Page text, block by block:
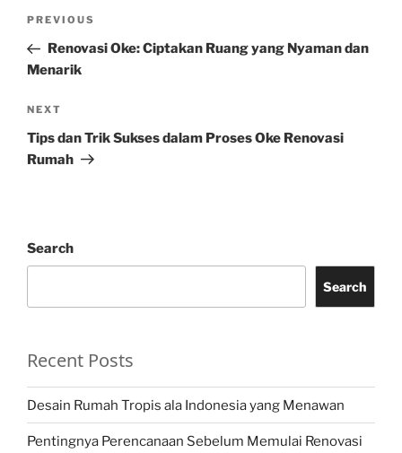
Previous
Post
PREVIOUS
Renovasi Oke: Ciptakan Ruang yang Nyaman dan
Menarik
Next
Post
NEXT
Tips dan Trik Sukses dalam Proses Oke Renovasi
Rumah
Search
Search
Recent Posts
Desain Rumah Tropis ala Indonesia yang Menawan
Pentingnya Perencanaan Sebelum Memulai Renovasi